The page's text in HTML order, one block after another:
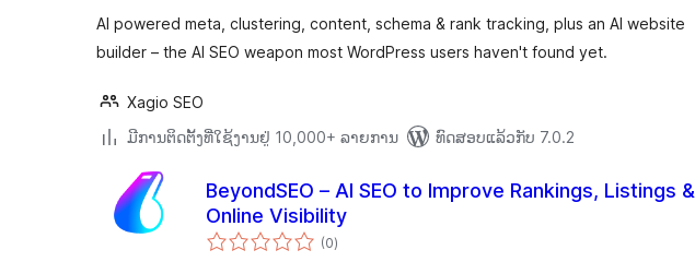
AI powered meta, clustering, content, schema & rank tracking, plus an AI website
builder – the AI SEO weapon most WordPress users haven't found yet.
Xagio SEO
ມີການຕິດຕັ້ງທີ່ໃຊ້ງານຢູ່ 10,000+ ລາຍການ
ທົດສອບແລ້ວກັບ 7.0.2
BeyondSEO – AI SEO to Improve Rankings, Listings &
Online Visibility
(0ຄະແນນ
ທັງໝົດ
)